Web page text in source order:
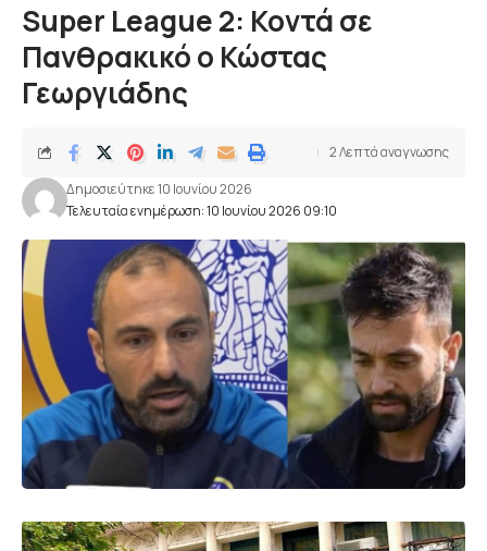
Super League 2: Koντά σε
Πανθρακικό ο Κώστας
Γεωργιάδης
Τελευταία ενημέρωση: 10 Ιουνίου 2026 09:10
Δημοσιεύτηκε 10 Ιουνίου 2026
2 Λεπτά αναγνωσης